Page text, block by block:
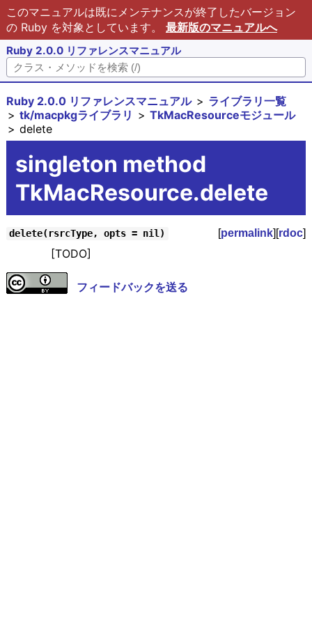
このマニュアルは既にメンテナンスが終了したバージョン
の Ruby を対象としています。 最新版のマニュアルへ
Ruby 2.0.0 リファレンスマニュアル
Ruby 2.0.0 リファレンスマニュアル
ライブラリ一覧
tk/macpkgライブラリ
TkMacResourceモジュール
delete
singleton method
TkMacResource.delete
delete(rsrcType, opts = nil) [permalink][rdoc]
[TODO]
フィードバックを送る